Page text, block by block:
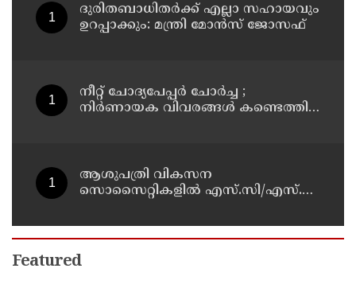
ദുരിതബാധിതർക്ക് എല്ലാ സഹായവും
ഉറപ്പാക്കും: മന്ത്രി മോൻസ് ജോസഫ്
നീറ്റ് ചോദ്യപേപ്പർ ചോർച്ച ;
നിർണായക വിവരങ്ങൾ കണ്ടെത്തി
ആശുപത്രി വികസന
സൊസൈറ്റികളിൽ എസ്.സി/എസ്.ടി,
ഉത്തരവായി : മന്ത്രി കെ.മുരളീധരൻ
Featured